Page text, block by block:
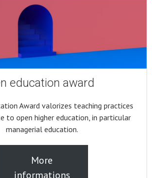
education award
Award valorizes teaching practices
to open higher education, in particular
managerial education.
More
informations